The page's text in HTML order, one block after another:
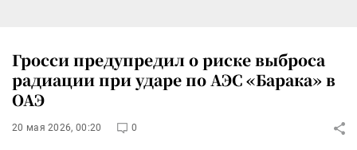
Гросси предупредил о риске выброса
радиации при ударе по АЭС «Барака» в
ОАЭ
20 мая 2026, 00:20 0